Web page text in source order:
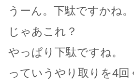
うーん。下駄ですかね。
じゃあこれ？
やっぱり下駄ですね。
っていうやり取りを4